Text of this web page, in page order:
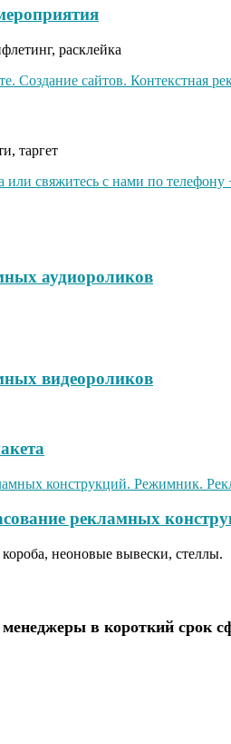
расклейка
таргет
или свяжитесь с нами по
аудиороликов
видеороликов
рекламных
неоновые вывески, стеллы.
в короткий срок